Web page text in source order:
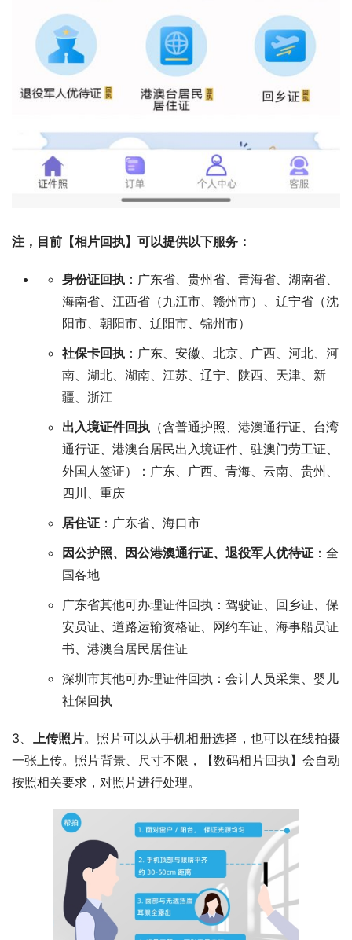
注，目前【相片回执】可以提供以下服务：
身份证回执 ：广东省、贵州省、青海省、湖南省、
海南省、江西省（九江市、赣州市）、辽宁省（沈
阳市、朝阳市、辽阳市、锦州市）
社保卡回执 ：广东、安徽、北京、广西、河北、河
南、湖北、湖南、江苏、辽宁、陕西、天津、新
疆、浙江
出入境证件回执 （含普通护照、港澳通行证、台湾
通行证、港澳台居民出入境证件、驻澳门劳工证、
外国人签证）：广东、广西、青海、云南、贵州、
四川、重庆
居住证 ：广东省、海口市
因公护照、因公港澳通行证、退役军人优待证 ：全
国各地
广东省其他可办理证件回执：驾驶证、回乡证、保
安员证、道路运输资格证、网约车证、海事船员证
书、港澳台居民居住证
深圳市其他可办理证件回执：会计人员采集、婴儿
社保回执
3、 上传照片。照片可以从手机相册选择，也可以在线拍摄
一张上传。照片背景、尺寸不限，【数码相片回执】会自动
按照相关要求，对照片进行处理。